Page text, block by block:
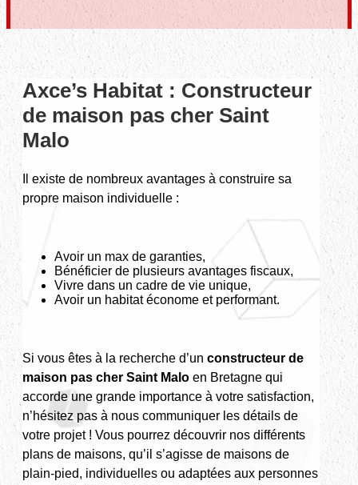
Axce’s Habitat : Constructeur
de maison pas cher Saint
Malo
Il existe de nombreux avantages à construire sa
propre maison individuelle :
Avoir un max de garanties,
Bénéficier de plusieurs avantages fiscaux,
Vivre dans un cadre de vie unique,
Avoir un habitat économe et performant.
Si vous êtes à la recherche d’un constructeur de
maison pas cher Saint Malo en Bretagne qui
accorde une grande importance à votre satisfaction,
n’hésitez pas à nous communiquer les détails de
votre projet ! Vous pourrez découvrir nos différents
plans de maisons, qu’il s’agisse de maisons de
plain-pied, individuelles ou adaptées aux personnes